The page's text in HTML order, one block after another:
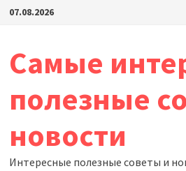
Перейти
07.08.2026
Самые
полезные
новости
Интересные полезные советы и